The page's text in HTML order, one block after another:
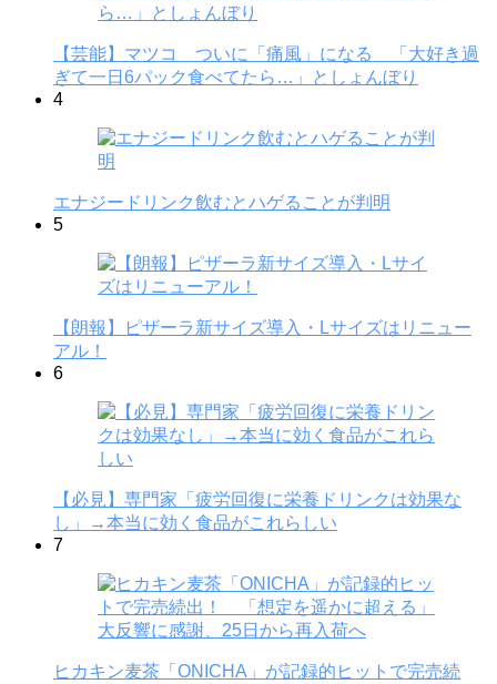
【芸能】マツコ ついに「痛風」になる 「大好き過
ぎて一日6パック食べてたら…」としょんぼり
4
エナジードリンク飲むとハゲることが判明
5
【朗報】ピザーラ新サイズ導入・Lサイズはリニュー
アル！
6
【必見】専門家「疲労回復に栄養ドリンクは効果な
し」→本当に効く食品がこれらしい
7
ヒカキン麦茶「ONICHA」が記録的ヒットで完売続